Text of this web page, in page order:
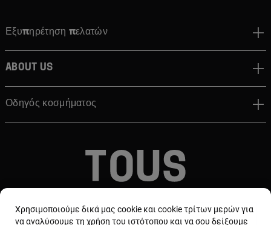
Εξυπηρέτηση πελατών
About us
Οδηγός κοσμήματος
Χρησιμοποιούμε δικά μας cookie και cookie τρίτων μερών για
να αναλύσουμε τη χρήση του ιστότοπου και να σου δείξουμε